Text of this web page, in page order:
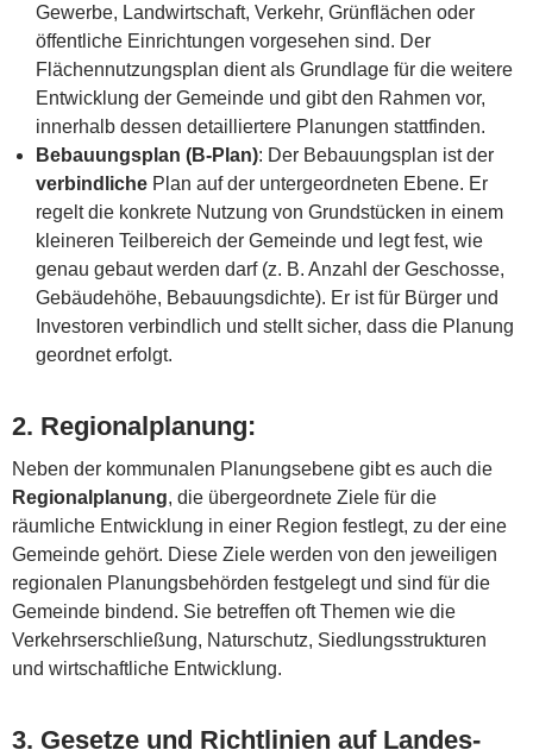
Gewerbe, Landwirtschaft, Verkehr, Grünflächen oder
öffentliche Einrichtungen vorgesehen sind. Der
Flächennutzungsplan dient als Grundlage für die weitere
Entwicklung der Gemeinde und gibt den Rahmen vor,
innerhalb dessen detailliertere Planungen stattfinden.
Bebauungsplan (B-Plan): Der Bebauungsplan ist der
verbindliche Plan auf der untergeordneten Ebene. Er
regelt die konkrete Nutzung von Grundstücken in einem
kleineren Teilbereich der Gemeinde und legt fest, wie
genau gebaut werden darf (z. B. Anzahl der Geschosse,
Gebäudehöhe, Bebauungsdichte). Er ist für Bürger und
Investoren verbindlich und stellt sicher, dass die Planung
geordnet erfolgt.
2. Regionalplanung:
Neben der kommunalen Planungsebene gibt es auch die
Regionalplanung, die übergeordnete Ziele für die
räumliche Entwicklung in einer Region festlegt, zu der eine
Gemeinde gehört. Diese Ziele werden von den jeweiligen
regionalen Planungsbehörden festgelegt und sind für die
Gemeinde bindend. Sie betreffen oft Themen wie die
Verkehrserschließung, Naturschutz, Siedlungsstrukturen
und wirtschaftliche Entwicklung.
3. Gesetze und Richtlinien auf Landes-